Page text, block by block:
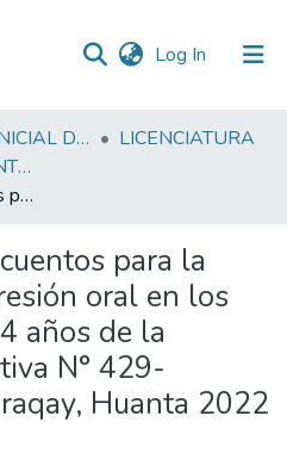
Log In (current)
1. FORMACIÓN INICIAL DOCENTE
LICENCIATURA
EDUCACIÓN INICIAL INTERCULTURAL BILINGUE FID
Influencia de los cuentos para la mejora de la expresión oral en los niños y niñas de 4 años de la Institución Educativa N° 429- 30/Mx-P de Pucaraqay, Huanta 2022
para la
oral en los
años de la
N° 429-
Huanta 2022